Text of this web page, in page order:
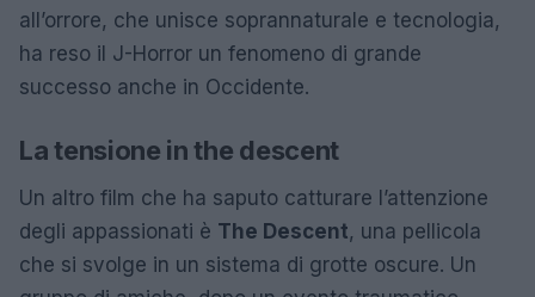
all’orrore, che unisce soprannaturale e tecnologia,
ha reso il J-Horror un fenomeno di grande
successo anche in Occidente.
La tensione in the descent
Un altro film che ha saputo catturare l’attenzione
degli appassionati è The Descent, una pellicola
che si svolge in un sistema di grotte oscure. Un